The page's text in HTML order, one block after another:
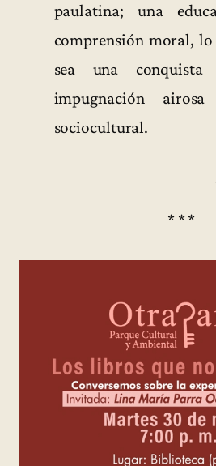
paulatina; una
comprensión moral, lo
sea una
impugnación
sociocultural.
* * *